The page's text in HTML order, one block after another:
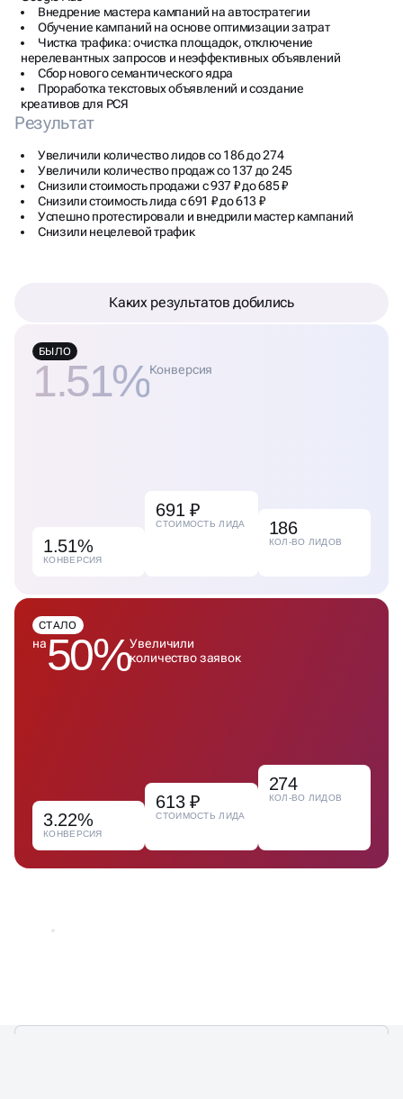
Внедрение мастера кампаний на автостратегии
Обучение кампаний на основе оптимизации затрат
Чистка трафика: очистка площадок, отключение
нерелевантных запросов и неэффективных объявлений
Сбор нового семантического ядра
Проработка текстовых объявлений и создание
креативов для РСЯ
Результат
Увеличили количество лидов со 186 до 274
Увеличили количество продаж со 137 до 245
Снизили стоимость продажи с 937 ₽ до 685 ₽
Снизили стоимость лида с 691 ₽ до 613 ₽
Успешно протестировали и внедрили мастер кампаний
Снизили нецелевой трафик
Каких результатов добились
БЫЛО
1.51%Конверсия
1.51%
КОНВЕРСИЯ
691 ₽
СТОИМОСТЬ ЛИДА 186
КОЛ-ВО ЛИДОВ
СТАЛО
на50%Увеличили
количество заявок
3.22%
КОНВЕРСИЯ
613 ₽
СТОИМОСТЬ ЛИДА
274
КОЛ-ВО ЛИДОВ